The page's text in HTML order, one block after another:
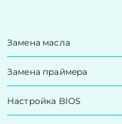
Замена масла
Замена праймера
Настройка BIOS